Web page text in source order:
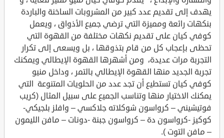
يهدف إلى تقديم عدد كبير من المشروبات الساخنة والباردة
بنكهات رائعة ومميزة التي ترضي جميع الأذواق ، ويعمل
كوفي كيان على تقديم نكهات مختلفة من القهوة التي
تحظى بإعجاب كل من قام بتذوقها ، بل ويسعى إلى تكرار
التجربة مرات عديدة، ومن أشهرها القهوة الإيطالي ويمكنك
تجربة الجديد منها القهوة الإيطالي بالتمر ، وداخل منيو
كوفي كيان تستطيع أن تجد عدد من الحلويات المتنوعة التي
يمكنك الاختيار منها وتناسب الجميع على سبيل المثال (كريب
فوتيشيني – كرواسون شوكلاته جلاكسي – وافلز بلجيكي-
كوكيز -كرواسون دة – كرواسون جبنة -دونات – مافن الليمون
– مافن التوت ).